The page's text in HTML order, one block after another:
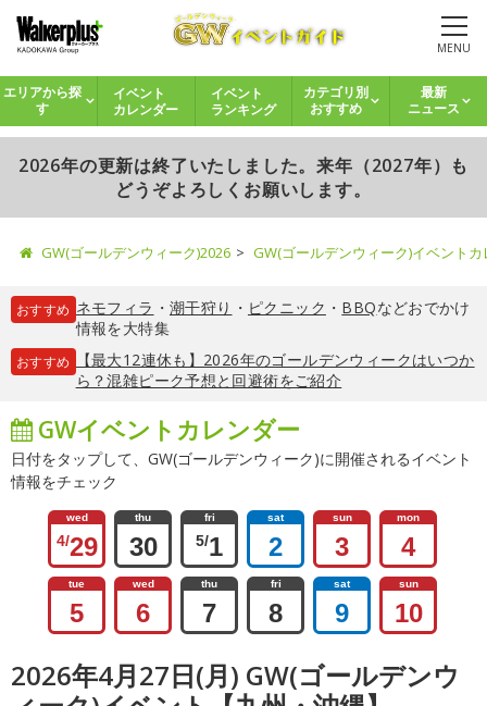
MENU
エリアから探
す
イベント
カレンダー
イベント
ランキング
カテゴリ別
おすすめ
最新
ニュース
2026年の更新は終了いたしました。来年（2027年）も
どうぞよろしくお願いします。
GW(ゴールデンウィーク)2026 GW(ゴールデンウィーク)イベント
おすすめ ネモフィラ ・ 潮干狩り ・ ピクニック ・ BBQなどおでかけ
情報を大特集
おすすめ
【最大12連休も】2026年のゴールデンウィークはいつか
ら？混雑ピーク予想と回避術をご紹介
GWイベントカレンダー
日付をタップして、GW(ゴールデンウィーク)に開催されるイベント
情報をチェック
wed
4/29
thu
30
fri
5/1
sat
2
sun
3
mon
4
tue
5
wed
6
thu
7
fri
8
sat
9
sun
10
2026年4月27日(月) GW(ゴールデンウ